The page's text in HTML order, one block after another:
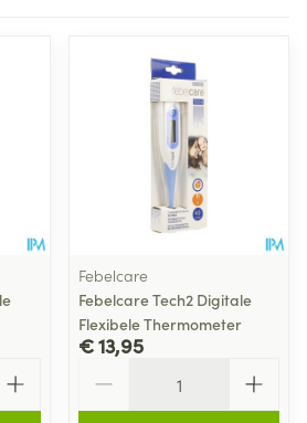
Febelcare
Febelcare Tech2 Digitale
Flexibele Thermometer
€ 13,95